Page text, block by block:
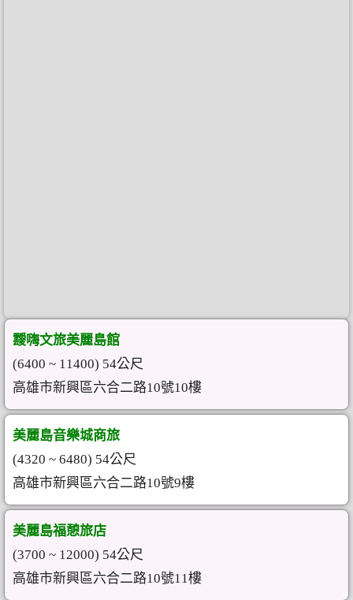
靉嗨文旅美麗島館
(6400 ~ 11400) 54公尺
高雄市新興區六合二路10號10樓
美麗島音樂城商旅
(4320 ~ 6480) 54公尺
高雄市新興區六合二路10號9樓
美麗島福憩旅店
(3700 ~ 12000) 54公尺
高雄市新興區六合二路10號11樓